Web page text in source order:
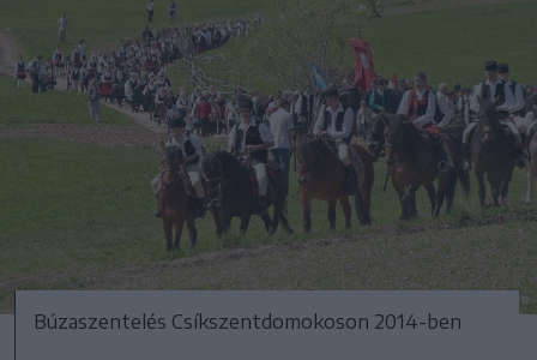
Búzaszentelés Csíkszentdomokoson 2014-ben